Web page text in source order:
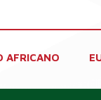
AFRICANO